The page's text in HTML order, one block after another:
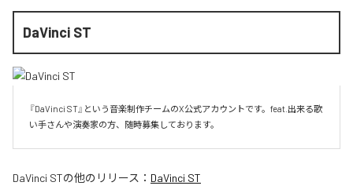
DaVinci ST
『DaVinci ST』という音楽制作チームのX公式アカウントです。feat.出来る歌
い手さんや演奏家の方、随時募集しております。
DaVinci STの他のリリース： DaVinci ST